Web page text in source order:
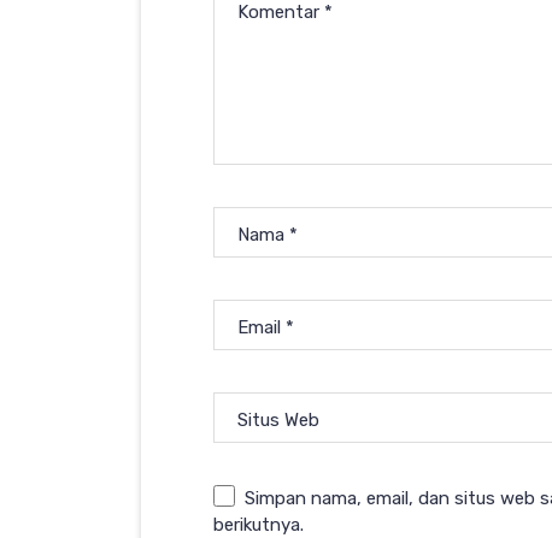
Komentar *
Nama *
Email *
Situs Web
Simpan nama, email, dan situs web
berikutnya.